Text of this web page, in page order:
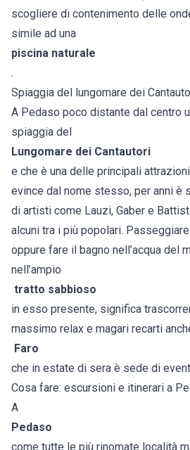
scogliere di contenimento delle
simile ad una
piscina naturale
.
Spiaggia del lungomare dei
A Pedaso poco distante dal centro
spiaggia del
Lungomare dei Cantautori
e che è una delle principali
evince dal nome stesso, per anni è
di artisti come Lauzi, Gaber e
alcuni tra i più popolari.
oppure fare il bagno nell’acqua del
nell’ampio
tratto sabbioso
in esso presente, significa
massimo relax e magari recarti
Faro
che in estate di sera è sede di
Cosa fare: escursioni e itinerari a
A
Pedaso
come tutte le più rinomate località